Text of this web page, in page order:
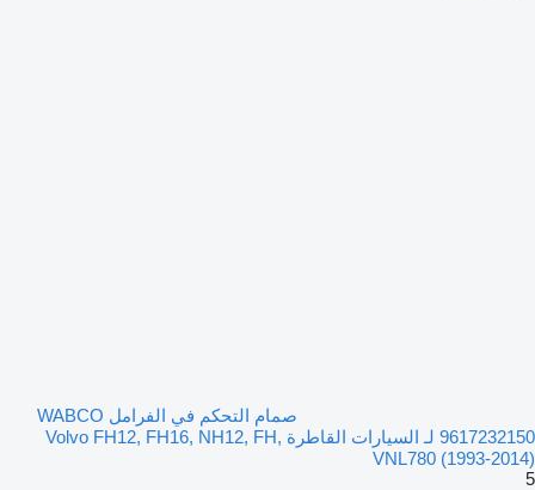
صمام التحكم في الفرامل WABCO
9617232150 لـ السيارات القاطرة Volvo FH12, FH16, NH12, FH,
VNL780 (1993-2014)
5